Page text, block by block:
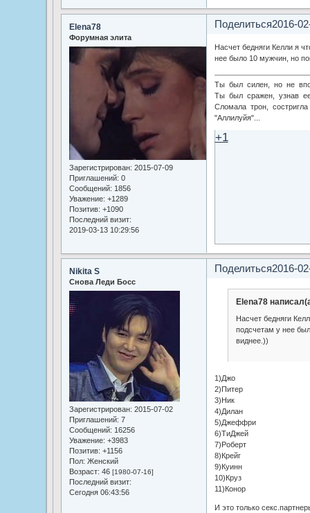
Поделиться2016-
Elena78
Форумная элита
Зарегистрирован: 2015-07-09
Приглашений: 0
Сообщений: 1856
Уважение: +1289
Позитив: +1090
Последний визит:
2019-03-13 10:29:56
Насчет бедняги Келли я
нее было 10 мужчин, но
Ты был силен, но не
Ты был сражен, узнав
Сломала трон,
"Аллилуйя"...
+1
Поделиться2016-
Nikita S
Снова Леди Босс
Зарегистрирован: 2015-07-02
Приглашений: 7
Сообщений: 16256
Уважение: +3983
Позитив: +1156
Пол: Женский
Возраст: 46 [1980-07-16]
Последний визит:
Сегодня 06:43:56
Elena78
Насчет бедняги
подсчетам у нее
виднее.))
1)Джо
2)Питер
3)Ник
4)Дилан
5)Джеффри
6)ТиДжей
7)Роберт
8)Крейг
9)Куинн
10)Круз
11)Конор
И это только